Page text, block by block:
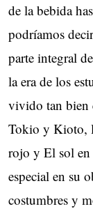
de la bebida
podríamos
parte integral
la era de los
vivido tan bien
Tokio y Kioto,
rojo y El sol
especial en su
costumbres y